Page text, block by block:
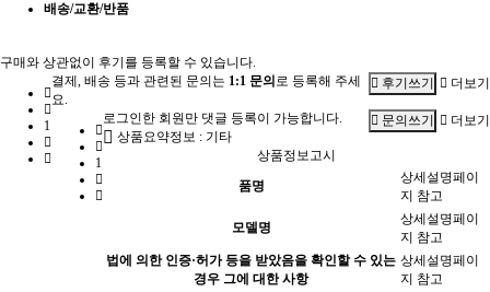
배송/교환/반품
구매와 상관없이 후기를 등록할 수 있습니다.
1
후기쓰기 더보기
결제, 배송 등과 관련된 문의는 1:1 문의 로 등록해 주세
요.
1
문의쓰기 더보기
로그인한 회원만 댓글 등록이 가능합니다.
상품요약정보 : 기타
상품정보고시
품명
상세설명페이
지 참고
모델명
상세설명페이
지 참고
법에 의한 인증·허가 등을 받았음을 확인할 수 있는
경우 그에 대한 사항
상세설명페이
지 참고